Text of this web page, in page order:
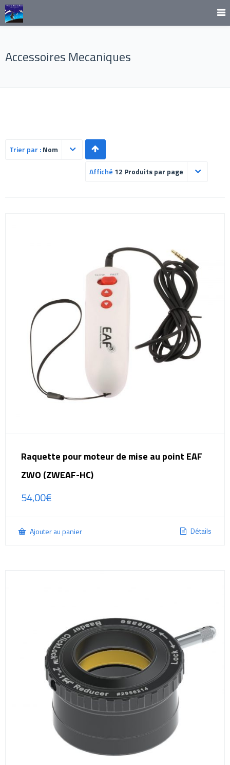
Accessoires Mecaniques
Trier par :Nom
Affiché 12 Produits par page
Raquette pour moteur de mise au point EAF
ZWO (ZWEAF-HC)
54,00€
Ajouter au panier Détails